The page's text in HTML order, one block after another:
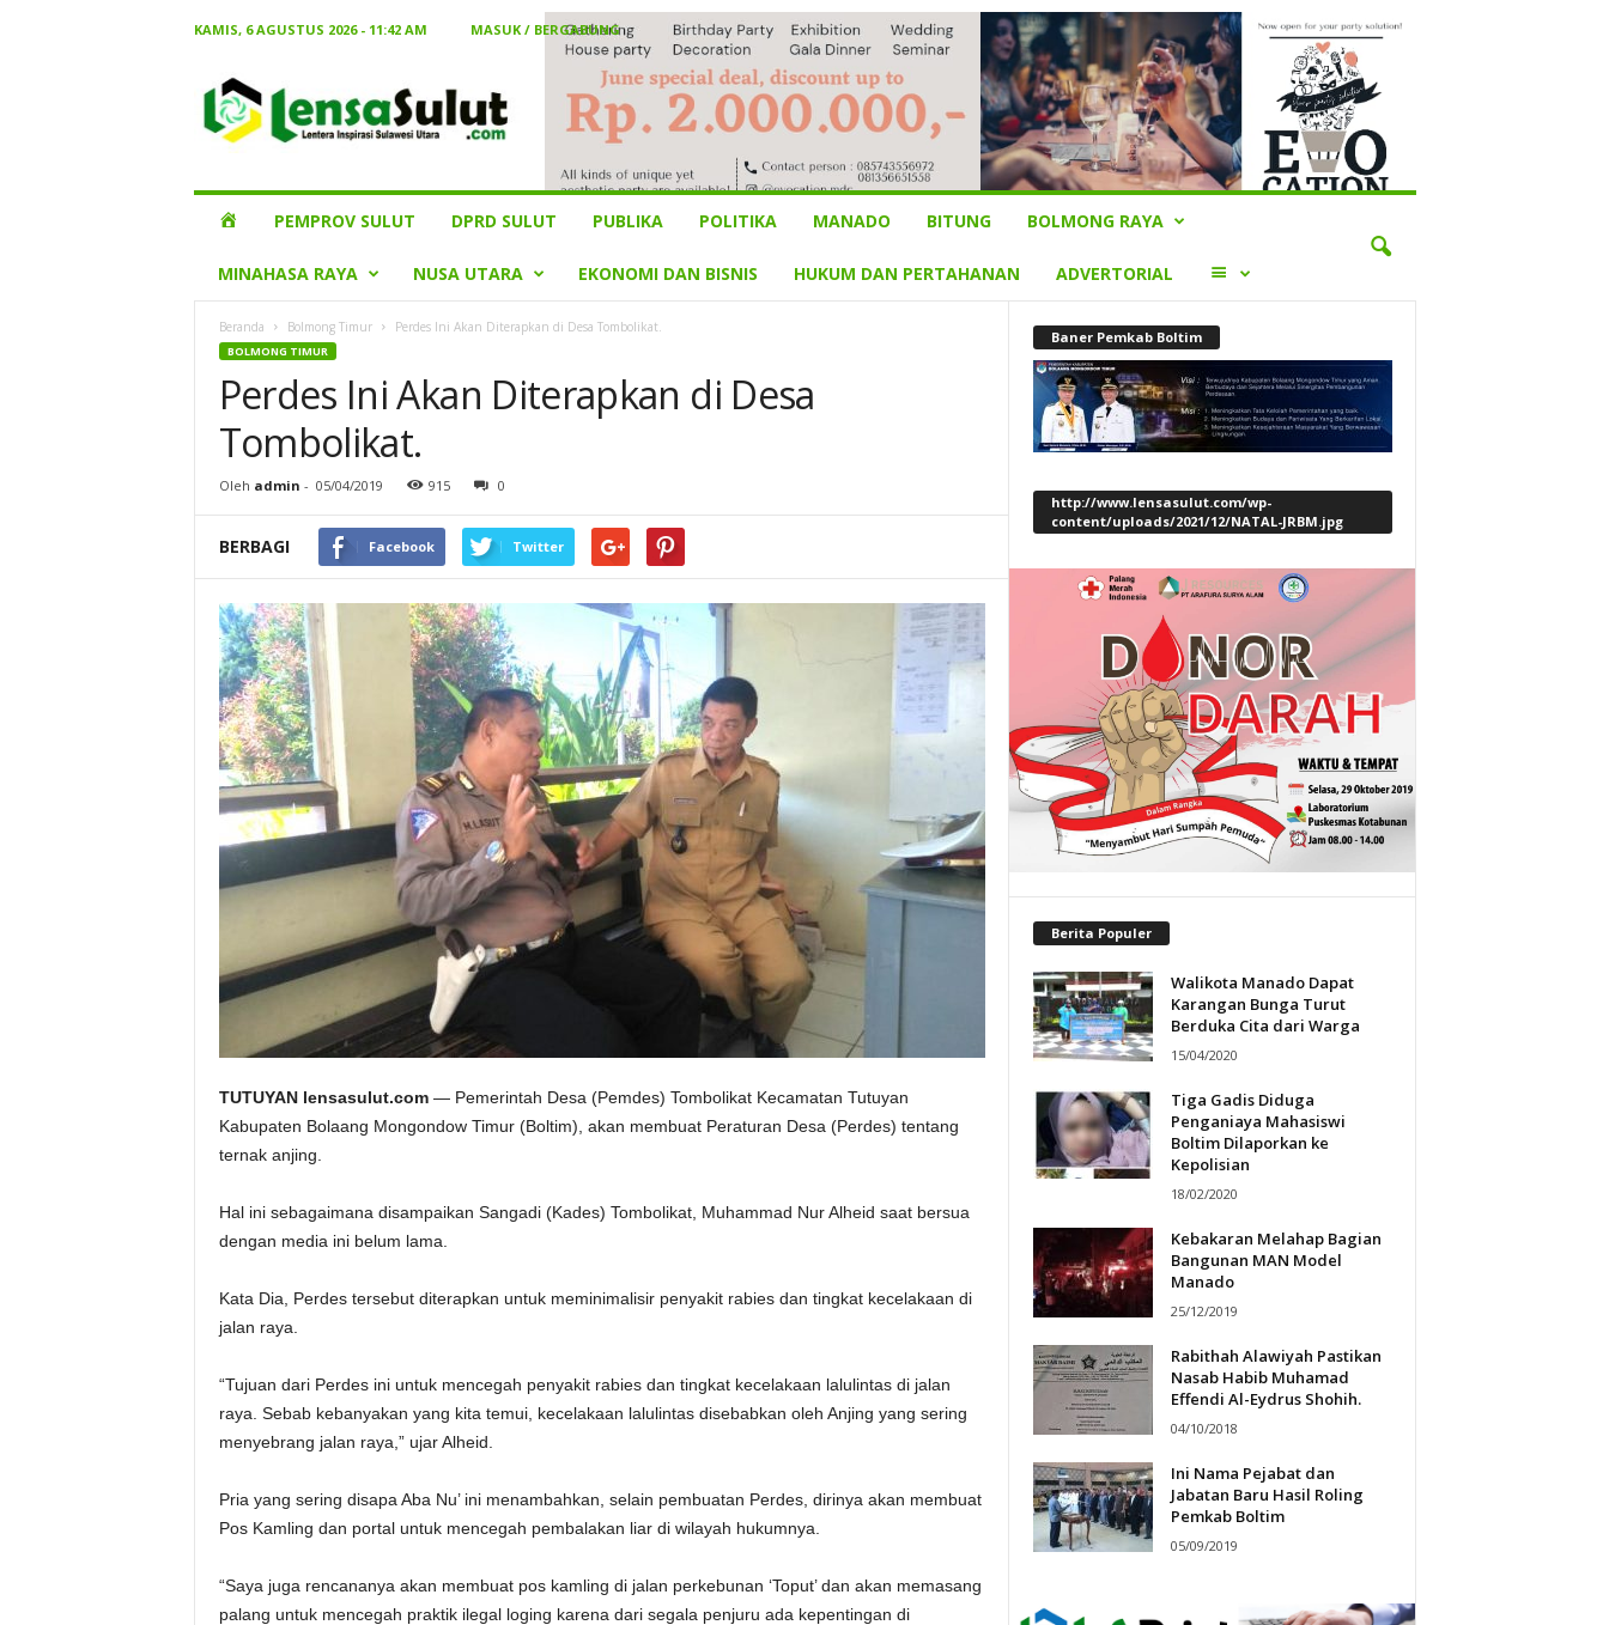
KAMIS, 6 AGUSTUS 2026 - 11:42 AM
MASUK / BERGABUNG
Sulut
HOMEPEMPROV SULUT DPRD SULUT PUBLIKA POLITIKA MANADO BITUNG BOLMONG RAYA
MINAHASA RAYA NUSA UTARA EKONOMI DAN BISNIS HUKUM DAN PERTAHANAN ADVERTORIAL LAINNYA
Beranda Bolmong Timur Perdes Ini Akan Diterapkan di Desa Tombolikat.
BOLMONG TIMUR
Perdes Ini Akan Diterapkan di Desa
Tombolikat.
Oleh admin - 05/04/2019 915 0
BERBAGI Facebook Twitter
TUTUYAN lensasulut.com— Pemerintah Desa (Pemdes) Tombolikat Kecamatan Tutuyan
Kabupaten Bolaang Mongondow Timur (Boltim), akan membuat Peraturan Desa (Perdes) tentang
ternak anjing.
Hal ini sebagaimana disampaikan Sangadi (Kades) Tombolikat, Muhammad Nur Alheid saat bersua
dengan media ini belum lama.
Kata Dia, Perdes tersebut diterapkan untuk meminimalisir penyakit rabies dan tingkat kecelakaan di
jalan raya.
“Tujuan dari Perdes ini untuk mencegah penyakit rabies dan tingkat kecelakaan lalulintas di jalan
raya. Sebab kebanyakan yang kita temui, kecelakaan lalulintas disebabkan oleh Anjing yang sering
menyebrang jalan raya,” ujar Alheid.
Pria yang sering disapa Aba Nu’ ini menambahkan, selain pembuatan Perdes, dirinya akan membuat
Pos Kamling dan portal untuk mencegah pembalakan liar di wilayah hukumnya.
“Saya juga rencananya akan membuat pos kamling di jalan perkebunan ‘Toput’ dan akan memasang
palang untuk mencegah praktik ilegal loging karena dari segala penjuru ada kepentingan di
Baner Pemkab Boltim
http://www.lensasulut.com/wp-
content/uploads/2021/12/NATAL-JRBM.jpg
Berita Populer
Walikota Manado Dapat
Karangan Bunga Turut
Berduka Cita dari Warga
15/04/2020
Tiga Gadis Diduga
Penganiaya Mahasiswi
Boltim Dilaporkan ke
Kepolisian
18/02/2020
Kebakaran Melahap Bagian
Bangunan MAN Model
Manado
25/12/2019
Rabithah Alawiyah Pastikan
Nasab Habib Muhamad
Effendi Al-Eydrus Shohih.
04/10/2018
Ini Nama Pejabat dan
Jabatan Baru Hasil Roling
Pemkab Boltim
05/09/2019